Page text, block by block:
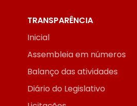
TRANSPARÊNCIA
Inicial
Assembleia em números
Balanço das atividades
Diário do Legislativo